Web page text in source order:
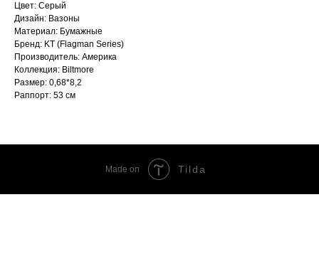
Цвет: Серый
Дизайн: Вазоны
Материал: Бумажные
Бренд: KT (Flagman Series)
Производитель: Америка
Коллекция: Biltmore
Размер: 0,68*8,2
Раппорт: 53 см
Made on Tilda